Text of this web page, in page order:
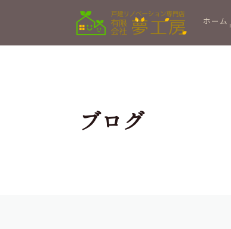
ホーム
ブログ